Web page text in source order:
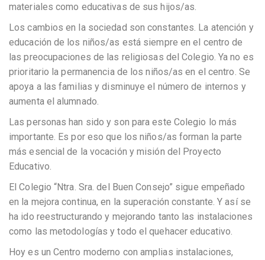
materiales como educativas de sus hijos/as.
Los cambios en la sociedad son constantes. La atención y
educación de los niños/as está siempre en el centro de
las preocupaciones de las religiosas del Colegio. Ya no es
prioritario la permanencia de los niños/as en el centro. Se
apoya a las familias y disminuye el número de internos y
aumenta el alumnado.
Las personas han sido y son para este Colegio lo más
importante. Es por eso que los niños/as forman la parte
más esencial de la vocación y misión del Proyecto
Educativo.
El Colegio “Ntra. Sra. del Buen Consejo” sigue empeñado
en la mejora continua, en la superación constante. Y así se
ha ido reestructurando y mejorando tanto las instalaciones
como las metodologías y todo el quehacer educativo.
Hoy es un Centro moderno con amplias instalaciones,